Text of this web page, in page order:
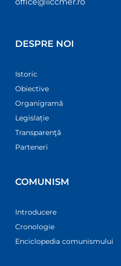
DESPRE NOI
Istoric
Obiective
Organigramă
Legislație
Transparenţă
Parteneri
COMUNISM
Introducere
Cronologie
Enciclopedia comunismului